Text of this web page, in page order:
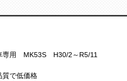
専用 MK53S H30/2～R5/11
で低価格